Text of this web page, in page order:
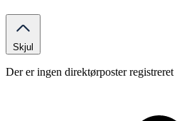
Skjul
Der er ingen direktørposter registreret